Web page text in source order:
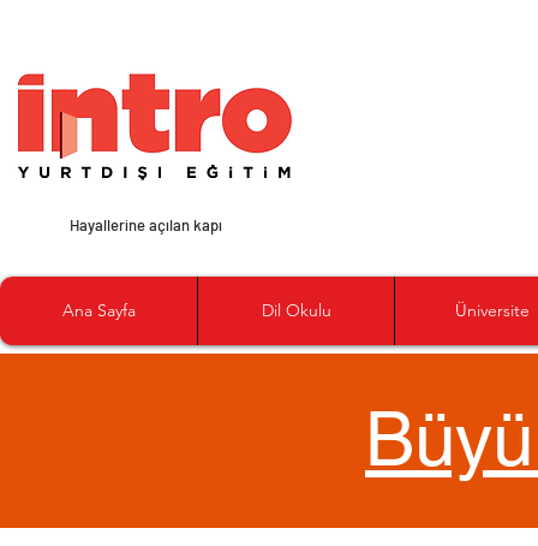
Hayallerine açılan kapı
Ana Sayfa Dil Okulu Üniversite